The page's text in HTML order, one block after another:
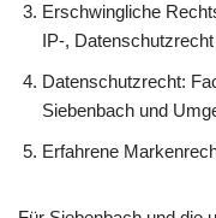
Erschwingliche
IP-,
Datenschutzrecht:
Siebenbach und
Erfahrene